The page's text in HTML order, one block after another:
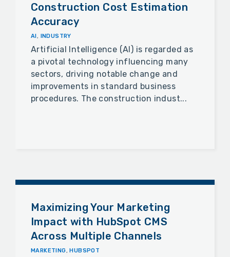
Construction Cost Estimation
Accuracy
AI , INDUSTRY
Artificial Intelligence (AI) is regarded as
a pivotal technology influencing many
sectors, driving notable change and
improvements in standard business
procedures. The construction indust...
Maximizing Your Marketing
Impact with HubSpot CMS
Across Multiple Channels
MARKETING, HUBSPOT